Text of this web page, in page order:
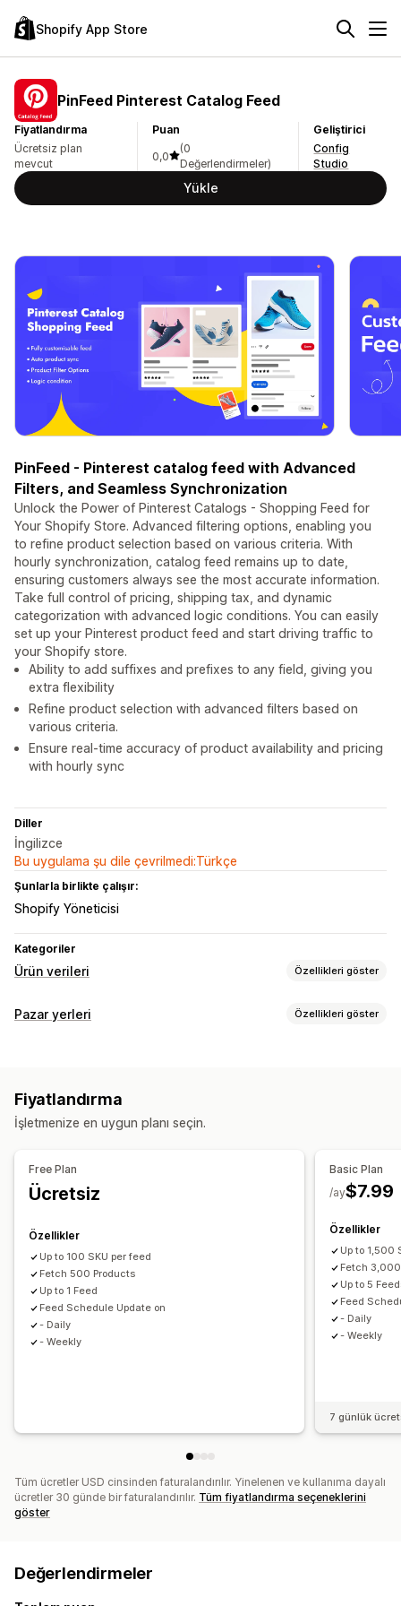
Shopify App Store
PinFeed Pinterest Catalog Feed
Fiyatlandırma
Ücretsiz plan
mevcut
Puan
0,0
(0
Değerlendirmeler)
Geliştirici
Config
Studio
Yükle
PinFeed - Pinterest catalog feed with Advanced
Filters, and Seamless Synchronization
Unlock the Power of Pinterest Catalogs - Shopping Feed for
Your Shopify Store. Advanced filtering options, enabling you
to refine product selection based on various criteria. With
hourly synchronization, catalog feed remains up to date,
ensuring customers always see the most accurate information.
Take full control of pricing, shipping tax, and dynamic
categorization with advanced logic conditions. You can easily
set up your Pinterest product feed and start driving traffic to
your Shopify store.
Ability to add suffixes and prefixes to any field, giving you
extra flexibility
Refine product selection with advanced filters based on
various criteria.
Ensure real-time accuracy of product availability and pricing
with hourly sync
Diller
İngilizce
Bu uygulama şu dile çevrilmedi:Türkçe
Şunlarla birlikte çalışır:
Shopify Yöneticisi
Kategoriler
Ürün verileri Özellikleri göster
Akış özelleştirme
Akış yönetimi
Mağaza güncellemeleri
Gerçek zamanlı güncellemeler
Zamanlanmış senkronizasyon
Pazar yerleri Özellikleri göster
Ürün seçimi Teklif senkronizasyonu
Toplu yükleme Özel liste kayıtları
Fiyatlandırma
İşletmenize en uygun planı seçin.
Free Plan
Ücretsiz
Özellikler
Up to 100 SKU per feed
Fetch 500 Products
Up to 1 Feed
Feed Schedule Update on
- Daily
- Weekly
Basic Plan
$7.99
/ay
Özellikler
Up to 1,500
Fetch
Up to 5
Feed
- Daily
- Weekly
7 günlük
Tüm ücretler USD cinsinden faturalandırılır. Yinelenen ve kullanıma dayalı
ücretler 30 günde bir faturalandırılır. Tüm fiyatlandırma seçeneklerini
göster
Değerlendirmeler